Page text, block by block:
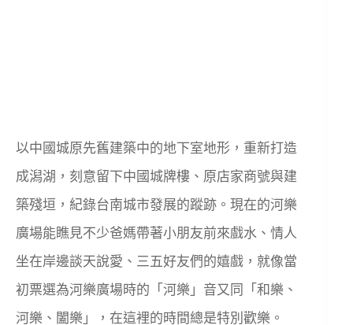
以中國城原先舊建築中的地下室地形，重新打造
成潟湖，刻意留下中國城牌樓、原店家商號與建
築殘垣，紀錄台南城市發展的蹤跡。現在的河樂
廣場能瞧見不少爸媽帶著小朋友前來戲水、情人
坐在岸邊談天說愛、三五好友們的嬉戲，就像當
初票選為河樂廣場時的「河樂」音又同「和樂、
河樂、闔樂」，在這裡的時間總是特別歡樂。